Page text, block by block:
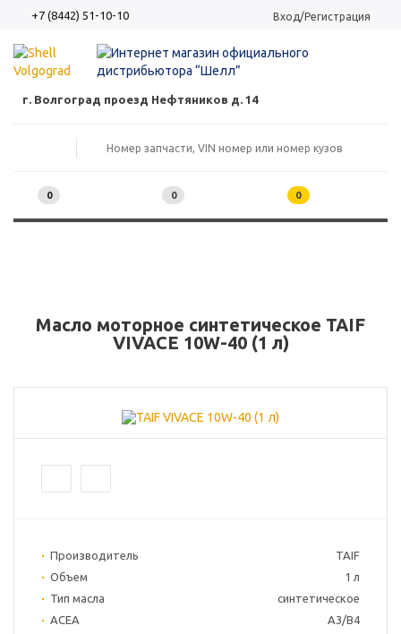
+7 (8442) 51-10-10 Вход/Регистрация
г. Волгоград проезд Нефтяников д. 14
0 0 0
Масло моторное синтетическое TAIF
VIVACE 10W-40 (1 л)
Производитель
TAIF
Объем
1 л
Тип масла
синтетическое
ACEA
A3/B4